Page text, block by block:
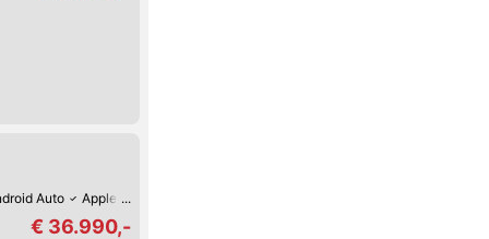
Auto Apple CarPlay
€ 36.990,-